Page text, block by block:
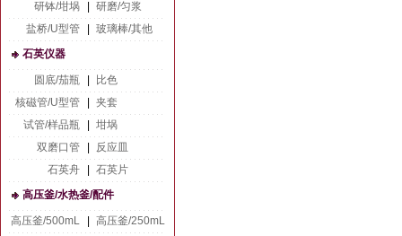
研钵/坩埚
研磨/匀浆
盐桥/U型管
玻璃棒/其他
石英仪器
圆底/茄瓶
比色
核磁管/U型管
夹套
试管/样品瓶
坩埚
双磨口管
反应皿
石英舟
石英片
高压釜/水热釜/配件
高压釜/500mL
高压釜/250mL